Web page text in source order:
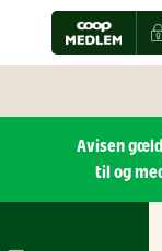
Avisen
til og